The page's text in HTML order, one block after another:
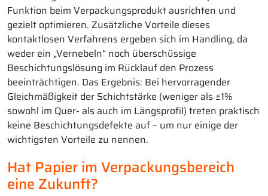
Funktion beim Verpackungsprodukt ausrichten und
gezielt optimieren. Zusätzliche Vorteile dieses
kontaktlosen Verfahrens ergeben sich im Handling, da
weder ein „Vernebeln“ noch überschüssige
Beschichtungslösung im Rücklauf den Prozess
beeinträchtigen. Das Ergebnis: Bei hervorragender
Gleichmäßigkeit der Schichtstärke (weniger als ±1%
sowohl im Quer- als auch im Längsprofil) treten praktisch
keine Beschichtungsdefekte auf – um nur einige der
wichtigsten Vorteile zu nennen.
Hat Papier im Verpackungsbereich
eine Zukunft?